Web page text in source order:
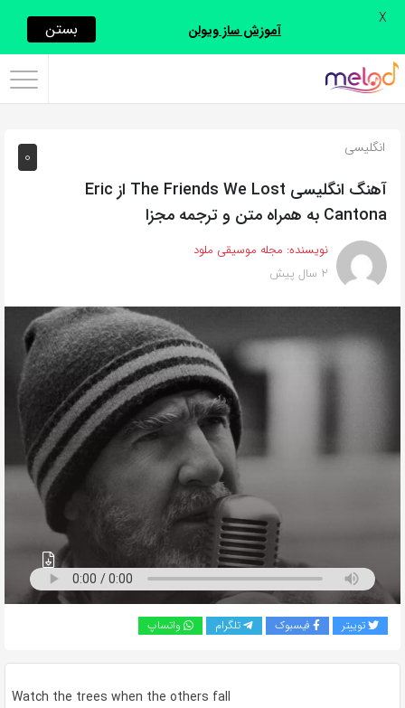
اشتراک
با
روش‌های
زیر
این
صفحه
را
بگذارید.
0 انگلیسی
آهنگ انگلیسی The Friends We Lost از Eric
Cantona به همراه متن و ترجمه مجزا
نویسنده: مجله موسیقی ملود
2 سال پیش
توییتر فیسبوک تلگرام واتساپ
Watch the trees when the others fall
آموزش ساز ویولن بستن X